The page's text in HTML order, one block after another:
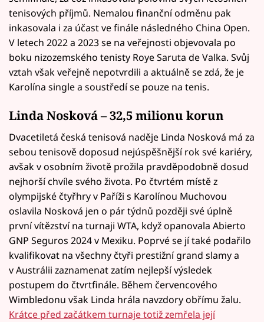
tenisových příjmů. Nemalou finanční odměnu pak
inkasovala i za účast ve finále následného China Open.
V letech 2022 a 2023 se na veřejnosti objevovala po
boku nizozemského tenisty Roye Saruta de Valka. Svůj
vztah však veřejně nepotvrdili a aktuálně se zdá, že je
Karolína single a soustředí se pouze na tenis.
Linda Nosková – 32,5 milionu korun
Dvacetiletá česká tenisová naděje Linda Nosková má za
sebou tenisově doposud nejúspěšnější rok své kariéry,
avšak v osobním životě prožila pravděpodobně dosud
nejhorší chvíle svého života. Po čtvrtém místě z
olympijské čtyřhry v Paříži s Karolínou Muchovou
oslavila Nosková jen o pár týdnů později své úplně
první vítězství na turnaji WTA, když opanovala Abierto
GNP Seguros 2024 v Mexiku. Poprvé se jí také podařilo
kvalifikovat na všechny čtyři prestižní grand slamy a
v Austrálii zaznamenat zatím nejlepší výsledek
postupem do čtvrtfinále. Během červencového
Wimbledonu však Linda hrála navzdory obřímu žalu.
Krátce před začátkem turnaje totiž zemřela její